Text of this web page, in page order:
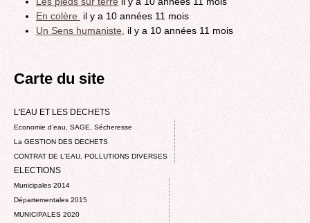
En colère il y a 10 années 11 mois
Un Sens humaniste, il y a 10 années 11 mois
Carte du site
L'EAU ET LES DECHETS
Economie d’eau, SAGE, Sécheresse
La GESTION DES DECHETS
CONTRAT DE L'EAU, POLLUTIONS DIVERSES
ELECTIONS
Municipales 2014
Départementales 2015
MUNICIPALES 2020